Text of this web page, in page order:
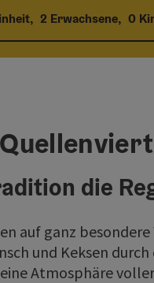
und Personenfelder
, 2 Erwachsene, 0
die
auf ganz
und Keksen
Atmosphäre